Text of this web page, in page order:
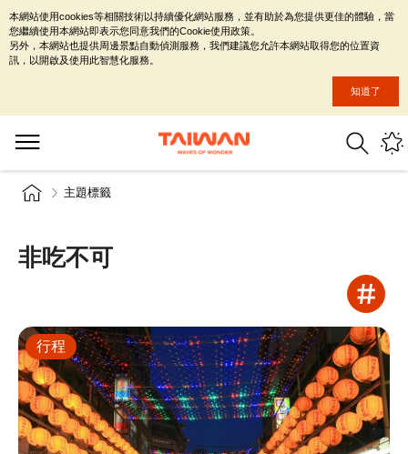
主題標籤
非吃不可
行程
本網站使用cookies等相關技術以持續優化網站服務，並有助於為您提供更佳的體驗，當
您繼續使用本網站即表示您同意我們的Cookie使用政策。
另外，本網站也提供周邊景點自動偵測服務，我們建議您允許本網站取得您的位置資
訊，以開啟及使用此智慧化服務。
知道了